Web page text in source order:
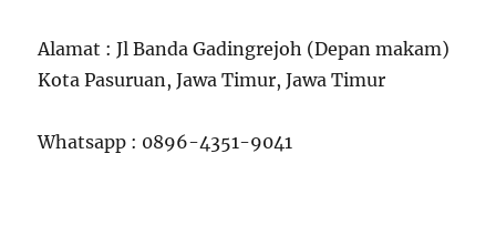
Alamat : Jl Banda Gadingrejoh (Depan makam)
Kota Pasuruan, Jawa Timur, Jawa Timur
Whatsapp : 0896-4351-9041